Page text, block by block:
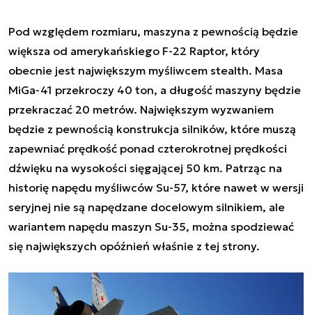
Pod względem rozmiaru, maszyna z pewnością będzie
większa od amerykańskiego F-22 Raptor, który
obecnie jest największym myśliwcem stealth. Masa
MiGa-41 przekroczy 40 ton, a długość maszyny będzie
przekraczać 20 metrów. Największym wyzwaniem
będzie z pewnością konstrukcja silników, które muszą
zapewniać prędkość ponad czterokrotnej prędkości
dźwięku na wysokości sięgającej 50 km. Patrząc na
historię napędu myśliwców Su-57, które nawet w wersji
seryjnej nie są napędzane docelowym silnikiem, ale
wariantem napędu maszyn Su-35, można spodziewać
się największych opóźnień właśnie z tej strony.